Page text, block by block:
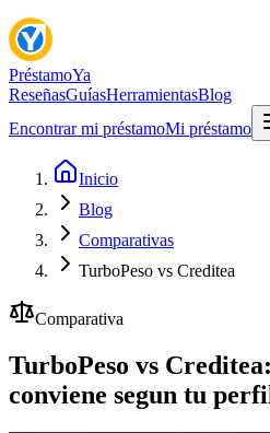
PréstamoYa
ReseñasGuíasHerramientasBlog
Encontrar mi préstamoMi préstamo
Inicio
Blog
Comparativas
TurboPeso vs Creditea
Comparativa
TurboPeso vs
conviene segun tu